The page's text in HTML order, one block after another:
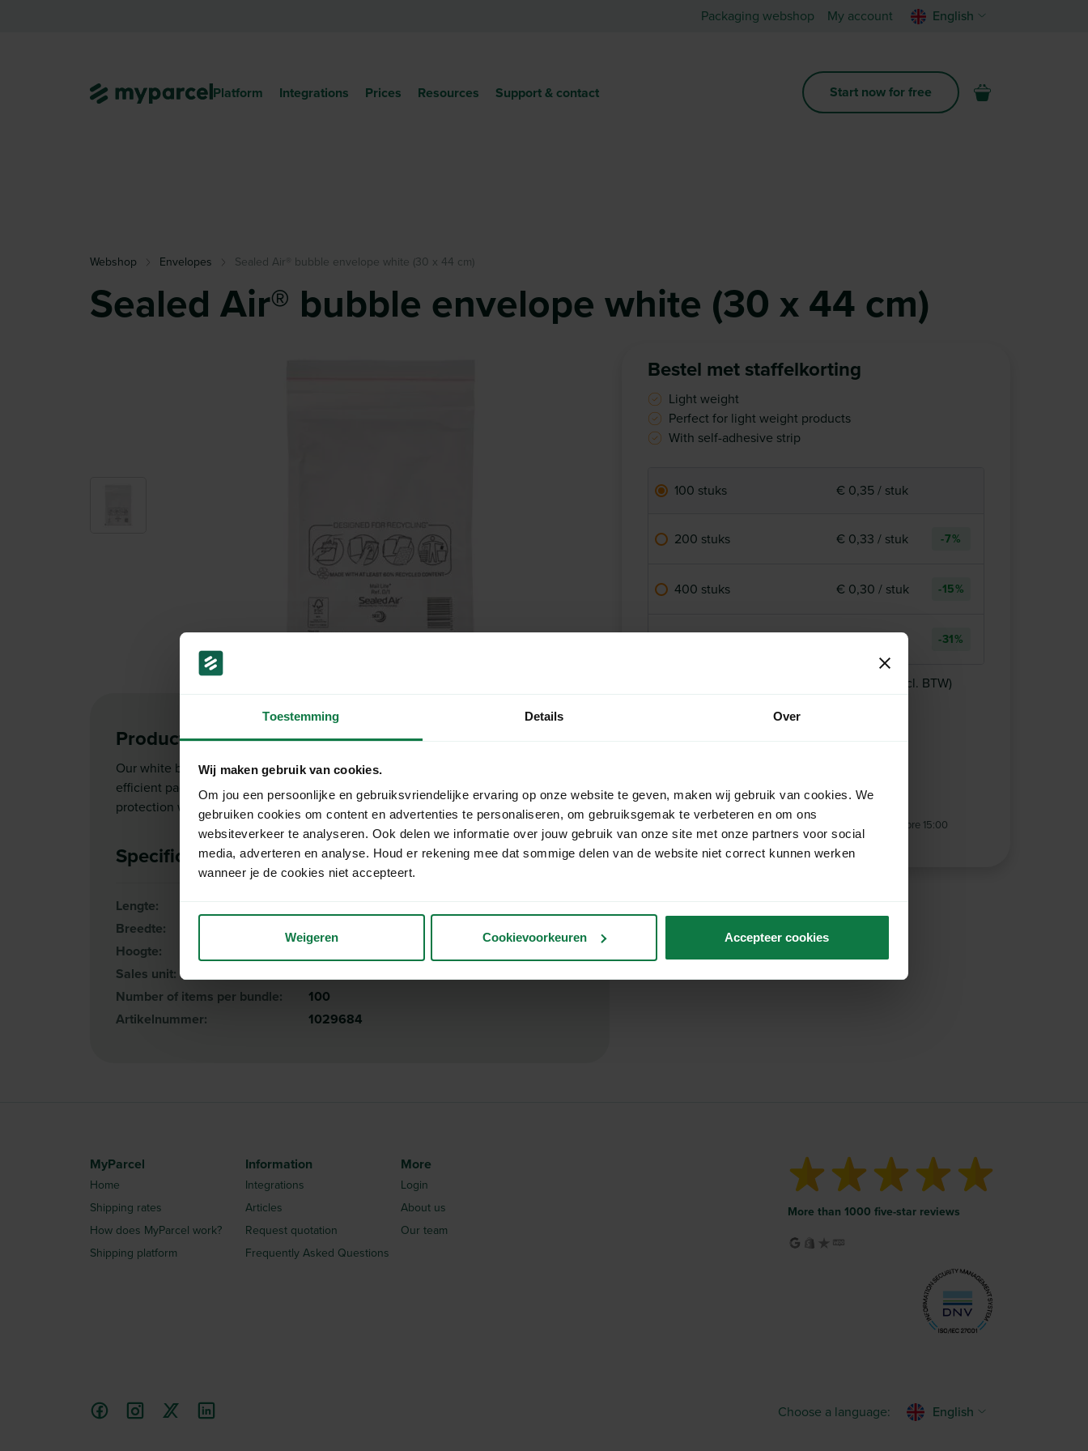
Toestemming Details Over
Wij maken gebruik van cookies.
Om jou een persoonlijke en gebruiksvriendelijke ervaring op onze website te geven, maken wij gebruik van cookies. We
gebruiken cookies om content en advertenties te personaliseren, om gebruiksgemak te verbeteren en om ons
websiteverkeer te analyseren. Ook delen we informatie over jouw gebruik van onze site met onze partners voor social
media, adverteren en analyse. Houd er rekening mee dat sommige delen van de website niet correct kunnen werken
wanneer je de cookies niet accepteert.
Weigeren Cookievoorkeuren Accepteer cookies
Packaging webshop My account English
Platform Integrations Prices Resources Support & contact Start now for free
Webshop Envelopes Sealed Air® bubble envelope white (30 x 44 cm)
Sealed Air® bubble envelope white (30 x 44 cm)
Bestel met staffelkorting
Light weight
Perfect for light weight products
With self-adhesive strip
100 stuks € 0,35 / stuk
200 stuks € 0,33 / stuk -7%
400 stuks € 0,30 / stuk -15%
€ 0,24 / stuk -31%
(excl. BTW)
when ordered before 15:00
from € 125,- excl. VAT
Productomschrijving
Our white bubble mailer size J, measuring 300x440mm, offers a secure and
efficient packaging solution for shipping various items. This mailer combines
protection with ease of use and is ideal for shipping documents, books, and more.
Specificaties
Lengte:
Breedte:
Hoogte:
Sales unit:
Number of items per bundle:
Artikelnummer:
100
1029684
MyParcel
Home
Shipping rates
How does MyParcel work?
Shipping platform
Information
Integrations
Articles
Request quotation
Frequently Asked Questions
More
Login
About us
Our team
More than 1000 five-star reviews
Choose a language: English